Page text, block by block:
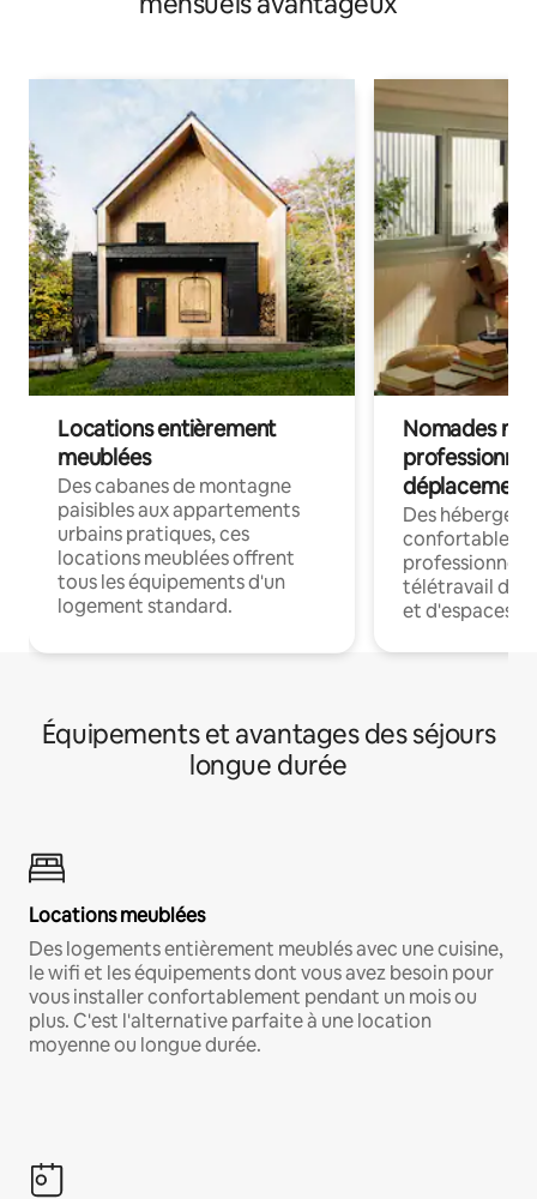
Locations entièrement
meublées
Des cabanes de montagne
paisibles aux appartements
urbains pratiques, ces
locations meublées offrent
tous les équipements d'un
logement standard.
Nomades
déplacement
Des
confortables
professionnels
télétravail
et d'espaces
Équipements et avantages des séjours
longue durée
Locations meublées
Des logements entièrement meublés avec une cuisine,
le wifi et les équipements dont vous avez besoin pour
vous installer confortablement pendant un mois ou
plus. C'est l'alternative parfaite à une location
moyenne ou longue durée.